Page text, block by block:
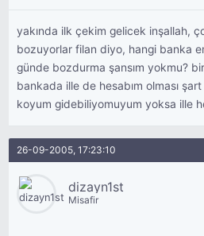
yakında ilk çekim gelicek inşallah,
bozuyorlar filan diyo, hangi banka
günde bozdurma şansım yokmu?
bankada ille de hesabım olması
koyum gidebiliyomuyum yoksa ille
26-09-2005, 17:23:10
dizayn1st
Misafir